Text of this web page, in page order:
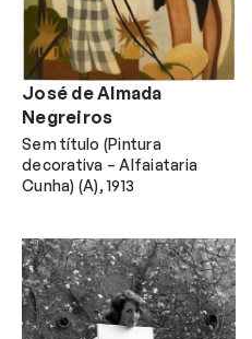
Sem título (Pintura
decorativa – Alfaiataria
Cunha) (A) 1913
José de Almada
Negreiros